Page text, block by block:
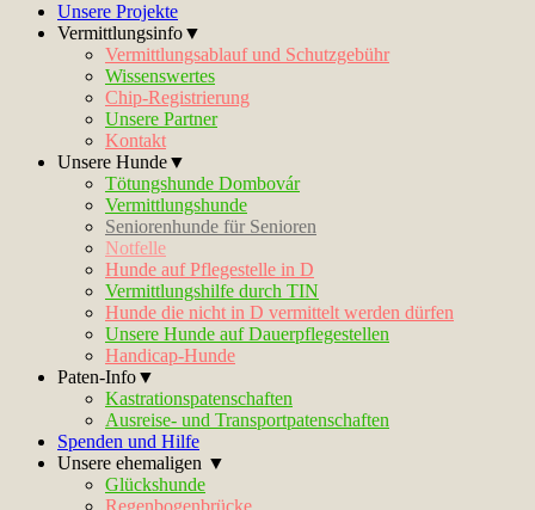
Unsere Projekte
Vermittlungsinfo▼
Vermittlungsablauf und Schutzgebühr
Wissenswertes
Chip-Registrierung
Unsere Partner
Kontakt
Unsere Hunde▼
Tötungshunde Dombovár
Vermittlungshunde
Seniorenhunde für Senioren
Notfelle
Hunde auf Pflegestelle in D
Vermittlungshilfe durch TIN
Hunde die nicht in D vermittelt werden dürfen
Unsere Hunde auf Dauerpflegestellen
Handicap-Hunde
Paten-Info▼
Kastrationspatenschaften
Ausreise- und Transportpatenschaften
Spenden und Hilfe
Unsere ehemaligen ▼
Glückshunde
Regenbogenbrücke